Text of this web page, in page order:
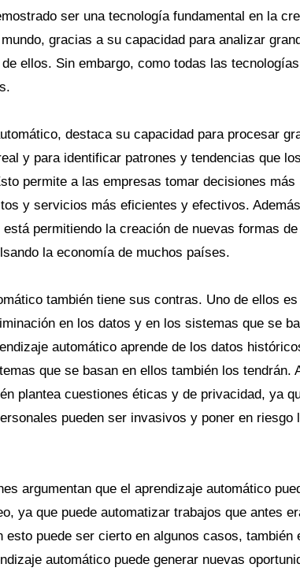
ser una tecnología fundamental en la
gracias a su capacidad para analizar
ellos. Sin embargo, como todas las
destaca su capacidad para procesar
y para identificar patrones y tendencias que los
permite a las empresas tomar decisiones más
y servicios más eficientes y efectivos.
permitiendo la creación de nuevas formas
la economía de muchos países.
también tiene sus contras. Uno de ellos es
en los datos y en los sistemas que se
automático aprende de los datos
que se basan en ellos también los tendrán.
plantea cuestiones éticas y de privacidad, ya
pueden ser invasivos y poner en riesgo
argumentan que el aprendizaje automático
ya que puede automatizar trabajos que antes
esto puede ser cierto en algunos casos, también
automático puede generar nuevas